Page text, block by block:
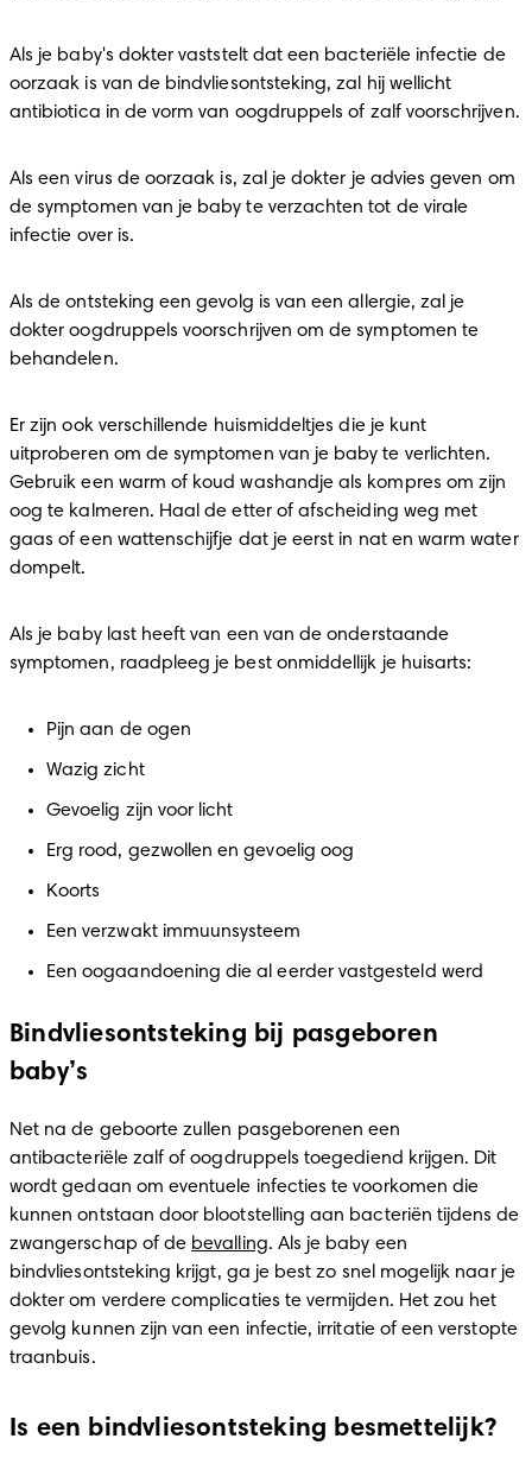
Als je baby's dokter vaststelt dat een bacteriële infectie de
oorzaak is van de bindvliesontsteking, zal hij wellicht
antibiotica in de vorm van oogdruppels of zalf voorschrijven.
Als een virus de oorzaak is, zal je dokter je advies geven om
de symptomen van je baby te verzachten tot de virale
infectie over is.
Als de ontsteking een gevolg is van een allergie, zal je
dokter oogdruppels voorschrijven om de symptomen te
behandelen.
Er zijn ook verschillende huismiddeltjes die je kunt
uitproberen om de symptomen van je baby te verlichten.
Gebruik een warm of koud washandje als kompres om zijn
oog te kalmeren. Haal de etter of afscheiding weg met
gaas of een wattenschijfje dat je eerst in nat en warm water
dompelt.
Als je baby last heeft van een van de onderstaande
symptomen, raadpleeg je best onmiddellijk je huisarts:
Pijn aan de ogen
Wazig zicht
Gevoelig zijn voor licht
Erg rood, gezwollen en gevoelig oog
Koorts
Een verzwakt immuunsysteem
Een oogaandoening die al eerder vastgesteld werd
Bindvliesontsteking bij pasgeboren
baby’s
Net na de geboorte zullen pasgeborenen een
antibacteriële zalf of oogdruppels toegediend krijgen. Dit
wordt gedaan om eventuele infecties te voorkomen die
kunnen ontstaan door blootstelling aan bacteriën tijdens de
zwangerschap of de bevalling. Als je baby een
bindvliesontsteking krijgt, ga je best zo snel mogelijk naar je
dokter om verdere complicaties te vermijden. Het zou het
gevolg kunnen zijn van een infectie, irritatie of een verstopte
traanbuis.
Is een bindvliesontsteking besmettelijk?